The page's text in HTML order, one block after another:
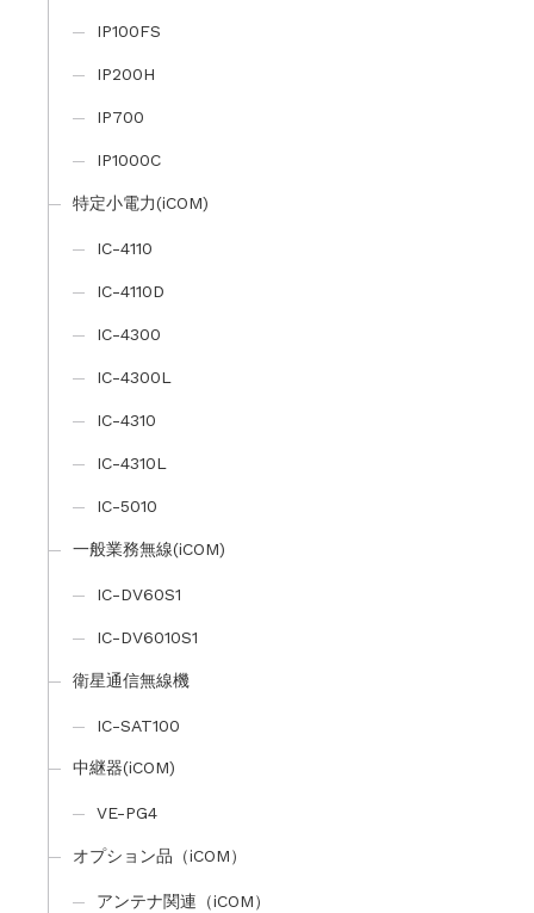
IP100FS
IP200H
IP700
IP1000C
特定小電力(iCOM)
IC-4110
IC-4110D
IC-4300
IC-4300L
IC-4310
IC-4310L
IC-5010
一般業務無線(iCOM)
IC-DV60S1
IC-DV6010S1
衛星通信無線機
IC-SAT100
中継器(iCOM)
VE-PG4
オプション品（iCOM）
アンテナ関連（iCOM）